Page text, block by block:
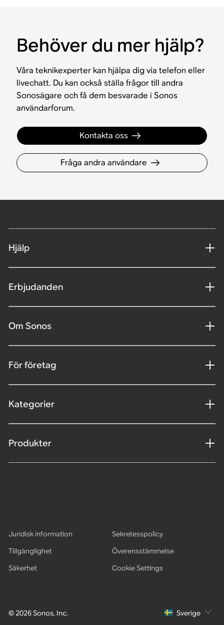
Behöver du mer hjälp?
Våra teknikexperter kan hjälpa dig via telefon eller
livechatt. Du kan också ställa frågor till andra
Sonosägare och få dem besvarade i Sonos
användarforum.
Kontakta oss
Fråga andra användare
Hjälp
Erbjudanden
Om Sonos
För företag
Kategorier
Produkter
© 2026 Sonos, Inc.
Juridisk information
Sekretesspolicy
Tillgänglighet
Överensstämmelse
Säkerhet
Cookie Settings
Sverige